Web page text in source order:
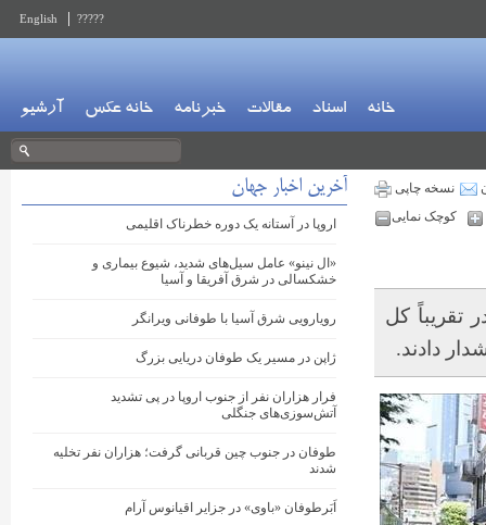
?????
English
خانه اسناد مقالات خبرنامه خانه عکس آرشیو
نسخه چاپی
کوچک نمایی
تقریباً کل
دادند.
آخرین اخبار جهان
اروپا در آستانه یک دوره خطرناک اقلیمی
«ال نینو» عامل سیل‌های شدید، شیوع بیماری و
خشکسالی در شرق آفریقا و آسیا
رویارویی شرق آسیا با طوفانی ویرانگر
ژاپن در مسیر یک طوفان دریایی بزرگ
فرار هزاران نفر از جنوب اروپا در پی تشدید
آتش‌سوزی‌های جنگلی
طوفان در جنوب چین قربانی گرفت؛ هزاران نفر تخلیه
شدند
اَبَرطوفان «باوی» در جزایر اقیانوس آرام